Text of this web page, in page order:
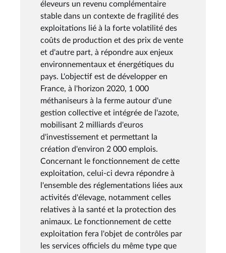
éleveurs un revenu complémentaire
stable dans un contexte de fragilité des
exploitations lié à la forte volatilité des
coûts de production et des prix de vente
et d'autre part, à répondre aux enjeux
environnementaux et énergétiques du
pays. L'objectif est de développer en
France, à l'horizon 2020, 1 000
méthaniseurs à la ferme autour d'une
gestion collective et intégrée de l'azote,
mobilisant 2 milliards d'euros
d'investissement et permettant la
création d'environ 2 000 emplois.
Concernant le fonctionnement de cette
exploitation, celui-ci devra répondre à
l'ensemble des réglementations liées aux
activités d'élevage, notamment celles
relatives à la santé et la protection des
animaux. Le fonctionnement de cette
exploitation fera l'objet de contrôles par
les services officiels du même type que